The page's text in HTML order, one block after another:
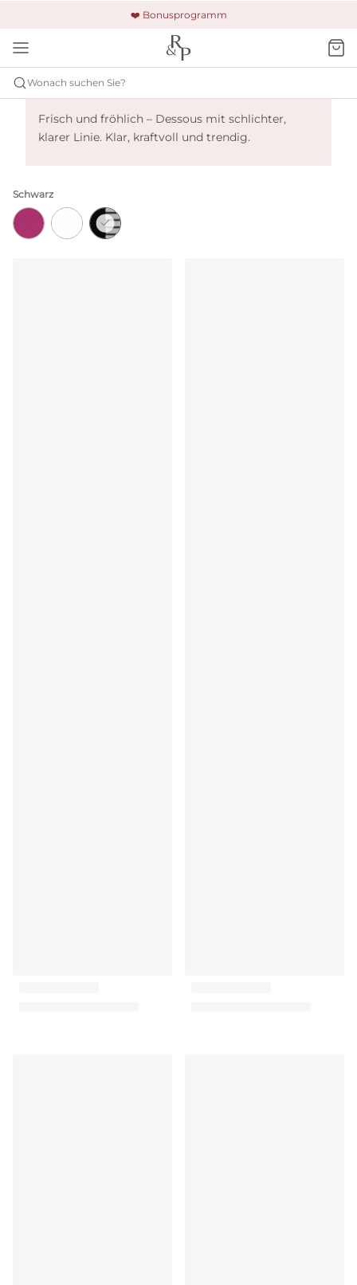
❤️ Bonusprogramm
🚚 Kostenloser Versand und Rückgabe
🔒 Gesicherte Zahlung
Wonach suchen Sie?
Marie Jo Basyl - Schwarz
Frisch und fröhlich – Dessous mit schlichter,
klarer Linie. Klar, kraftvoll und trendig.
Schwarz